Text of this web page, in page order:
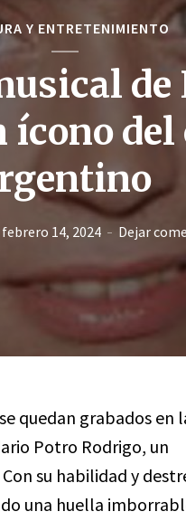
Y ENTRETENIMIENTO
de
ícono
febrero 14, 2024 Dejar
quedan grabados en
Potro Rodrigo, un
su habilidad y
una huella